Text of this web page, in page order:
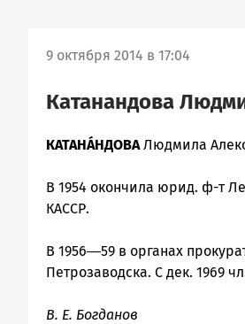
9 октября 2014 в 17:04
Катанандова
КАТАНÁНДОВАЛюдмила
В 1954 окончила юрид. ф-т
КАССР.
В 1956―59 в органах
Петрозаводска. С дек. 1969
В. Е. Богданов